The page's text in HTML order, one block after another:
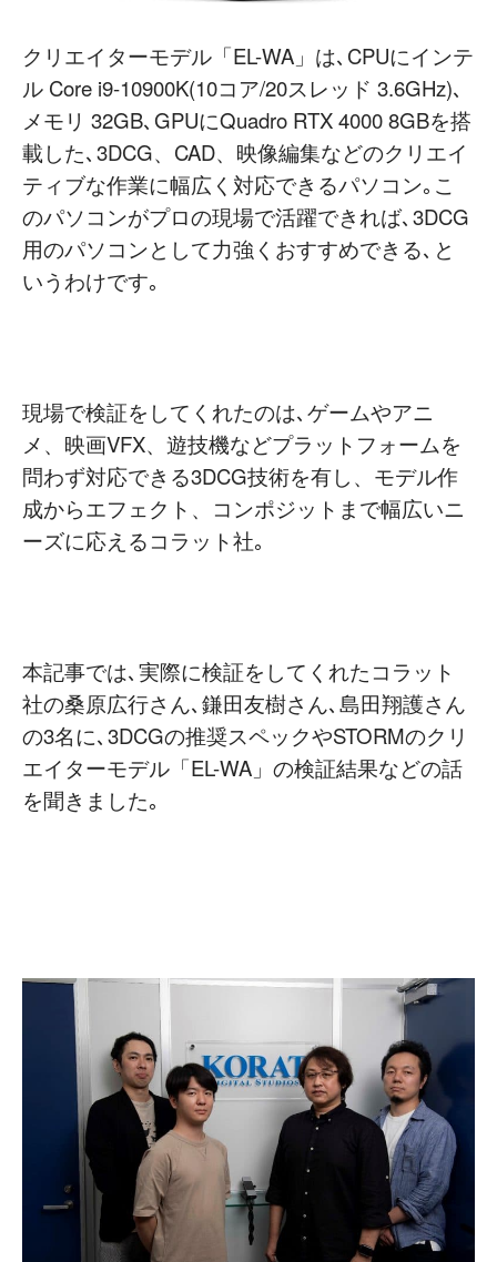
クリエイターモデル「EL-WA」は､CPUにインテ
ル Core i9-10900K(10コア/20スレッド 3.6GHz)､
メモリ 32GB､GPUにQuadro RTX 4000 8GBを搭
載した､3DCG、CAD、映像編集などのクリエイ
ティブな作業に幅広く対応できるパソコン｡こ
のパソコンがプロの現場で活躍できれば､3DCG
用のパソコンとして力強くおすすめできる､と
いうわけです｡
現場で検証をしてくれたのは､ゲームやアニ
メ、映画VFX、遊技機などプラットフォームを
問わず対応できる3DCG技術を有し、モデル作
成からエフェクト、コンポジットまで幅広いニ
ーズに応えるコラット社｡
本記事では､実際に検証をしてくれたコラット
社の桑原広行さん､鎌田友樹さん､島田翔護さん
の3名に､3DCGの推奨スペックやSTORMのクリ
エイターモデル「EL-WA」の検証結果などの話
を聞きました｡